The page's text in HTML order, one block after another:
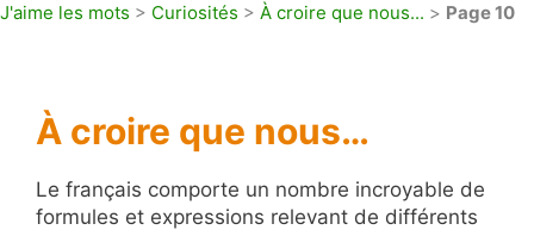
J'aime les mots > Curiosités > À croire que nous... > Page 10
À croire que nous…
Le français comporte un nombre incroyable de
formules et expressions relevant de différents